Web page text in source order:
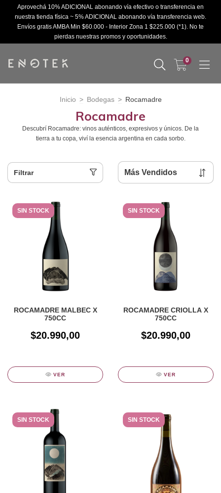
Aprovechá 10% ADICIONAL abonando vía efectivo o transferencia en
nuestra tienda física ~ 5% ADICIONAL abonando vía transferencia web.
Envíos gratis AMBA Min $60.000 - Interior Zona 1 $225.000 (*1). No te
pierdas nuestras promos y oportunidades.
0
Inicio > Bodegas > Rocamadre
Rocamadre
Descubrí Rocamadre: vinos auténticos, expresivos y únicos. De la
tierra a tu copa, viví la esencia argentina en cada sorbo.
Filtrar
SIN STOCK
ROCAMADRE MALBEC X
750CC
$20.990,00
VER
SIN STOCK
ROCAMADRE CRIOLLA X
750CC
$20.990,00
VER
SIN STOCK SIN STOCK